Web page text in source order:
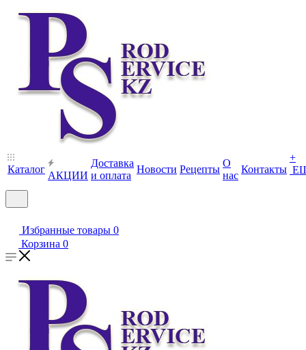
Каталог
АКЦИИ
Доставка
и оплата
Новости Рецепты
О
нас
Контакты
+
Избранные товары 0
Корзина 0